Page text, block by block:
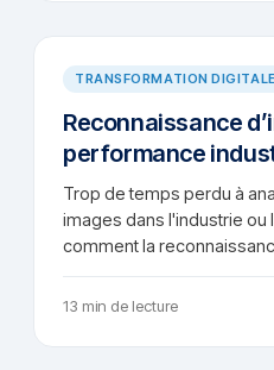
TRANSFORMATION DIGITALE
Reconnaissance
performance
Trop de temps perdu à
images dans l'industrie ou
comment la
13 min de lecture